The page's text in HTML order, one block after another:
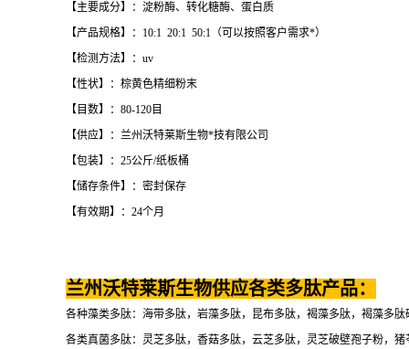
【主要成分】：淀粉酶、转化糖酶、蛋白质
【产品规格】：10:1 20:1 50:1（可以按照客户需求*）
【检测方法】：uv
【性状】：棕黄色精细粉末
【目数】：80-120目
【供应】：兰州沃特莱斯生物*技有限公司
【包装】：25公斤/纸板桶
【储存条件】：密封保存
【有效期】：24个月
兰州沃特莱斯生物供应各类多肽产品：
各种藻类多肽：海带多肽，岩藻多肽，昆布多肽，褐藻多肽，褐藻多肽
各类真菌多肽：灵芝多肽，香菇多肽，云芝多肽，灵芝破壁孢子粉，